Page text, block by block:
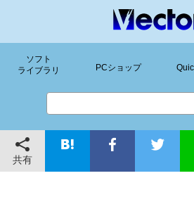
ソフト
ライブラリ
PCショップ
共有